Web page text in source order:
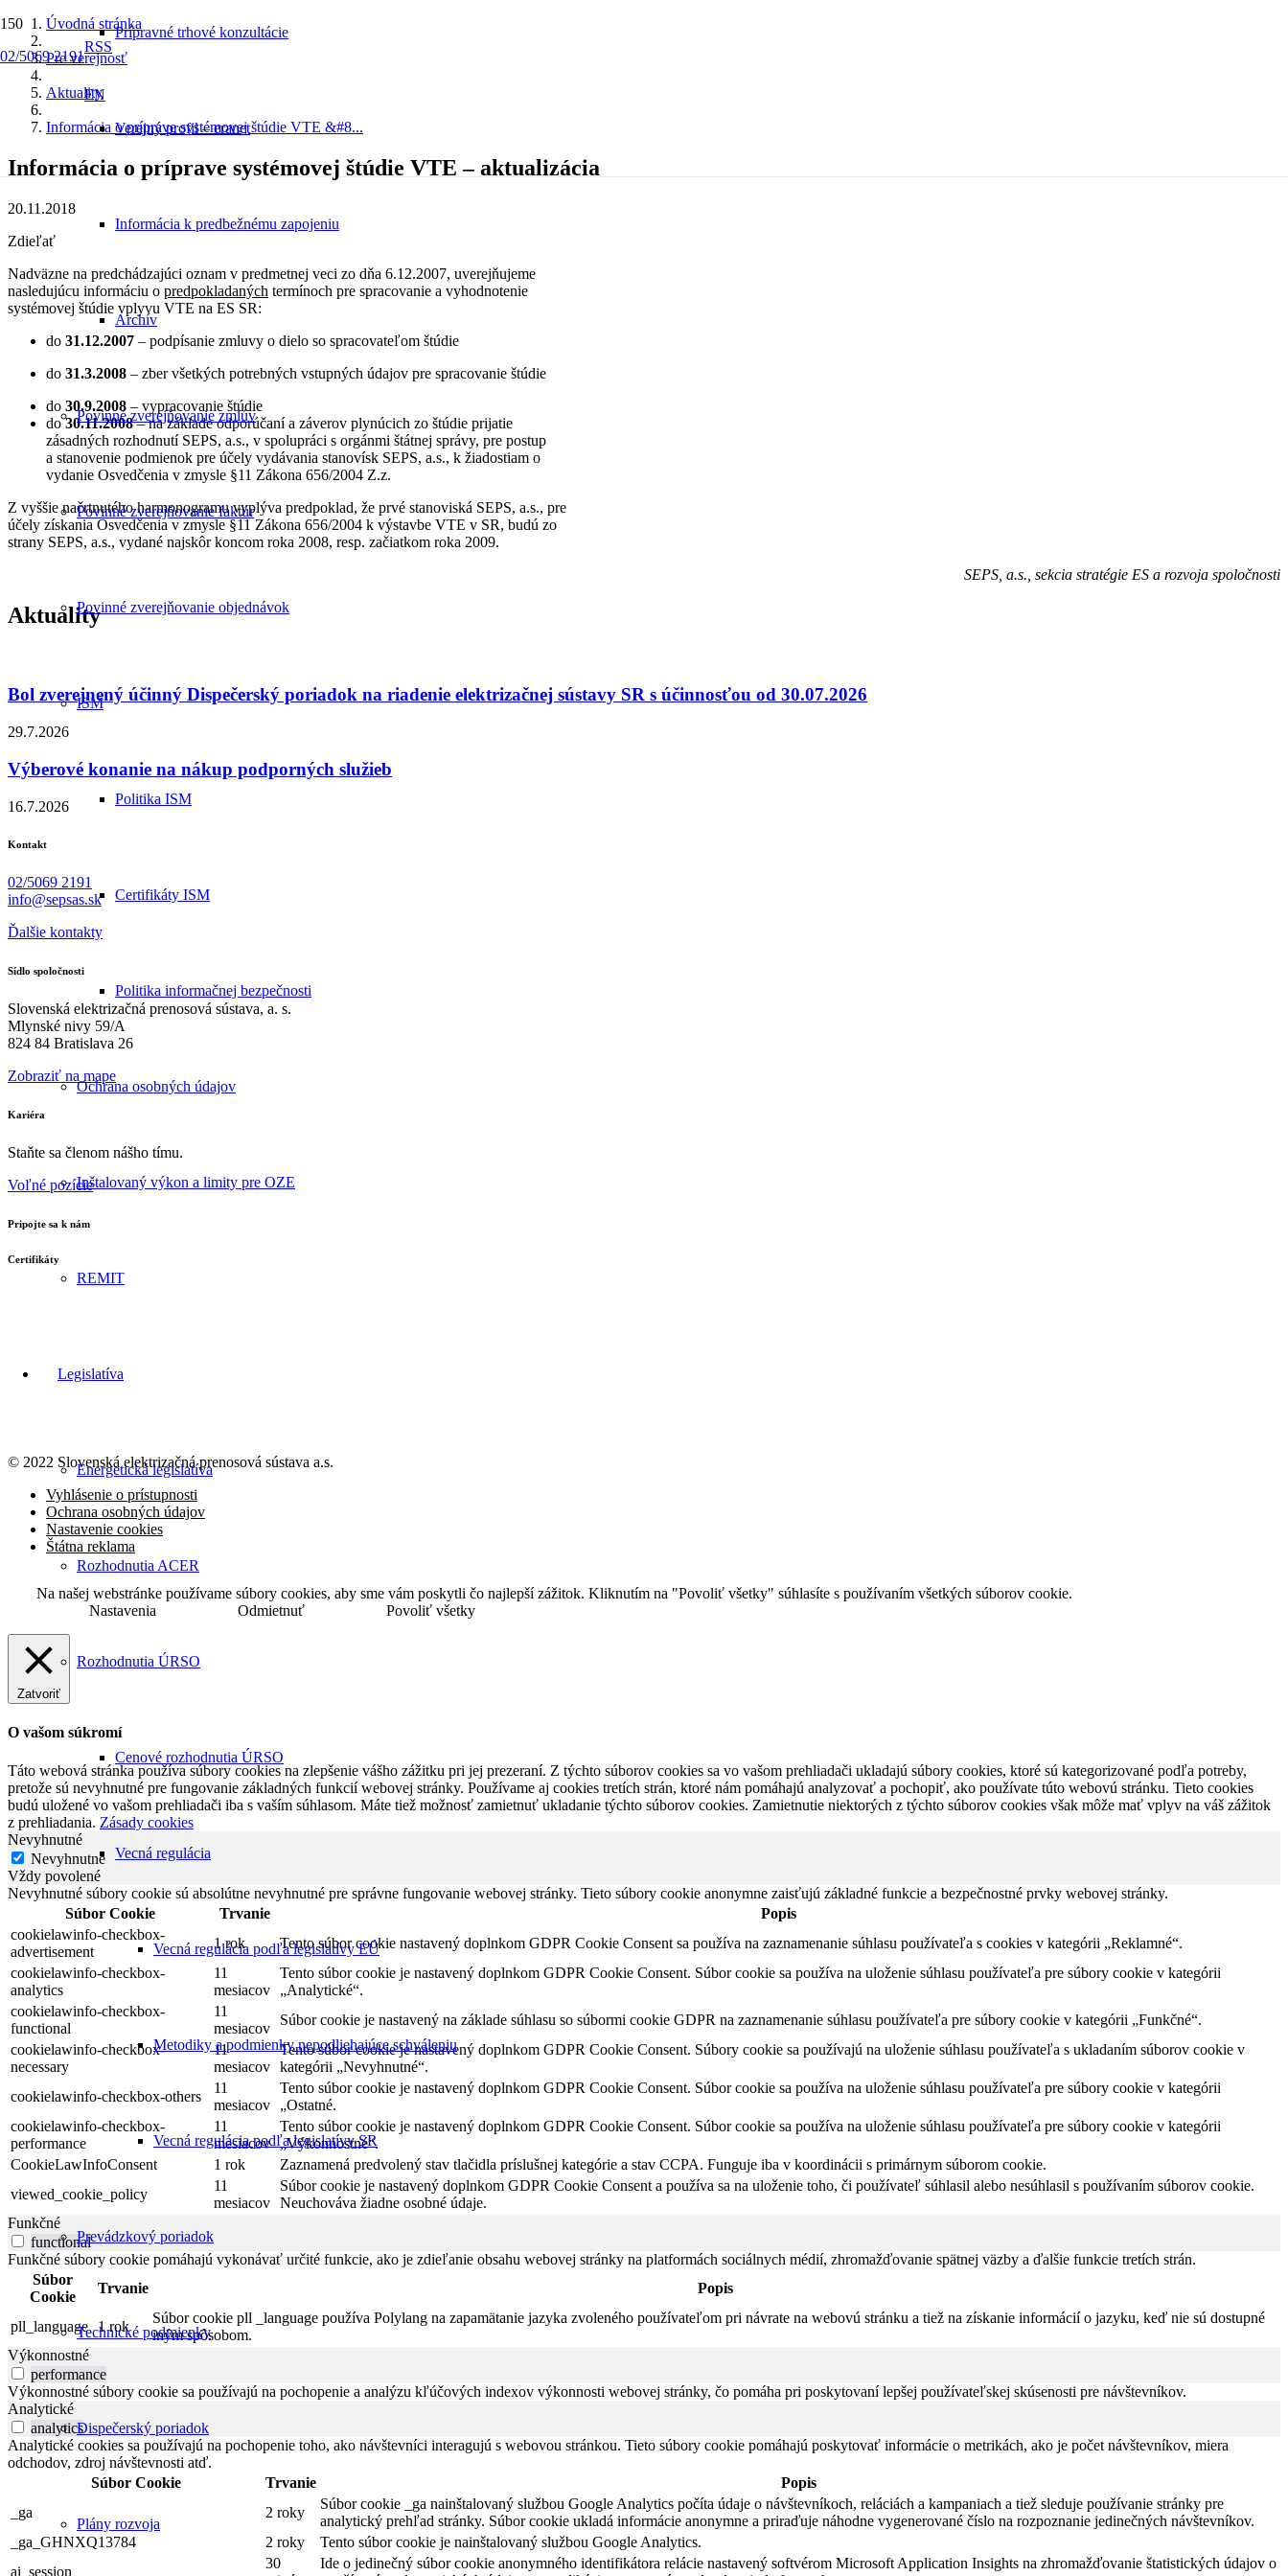
02/5069 2191
RSS
EN
Prípravné trhové konzultácie
Verejný profil – eranet
Informácia k predbežnému zapojeniu
Archív
Povinné zverejňovanie zmlúv
Povinné zverejňovanie faktúr
Povinné zverejňovanie objednávok
ISM
Politika ISM
Certifikáty ISM
Politika informačnej bezpečnosti
Ochrana osobných údajov
Inštalovaný výkon a limity pre OZE
REMIT
Legislatíva
Energetická legislatíva
Rozhodnutia ACER
Rozhodnutia ÚRSO
Cenové rozhodnutia ÚRSO
Vecná regulácia
Vecná regulácia podľa legislatívy EÚ
Metodiky a podmienky nepodliehajúce schváleniu
Vecná regulácia podľa legislatívy SR
Prevádzkový poriadok
Technické podmienky
Dispečerský poriadok
Plány rozvoja
Úvodná stránka
Pre verejnosť
Aktuality
Informácia o príprave systémovej štúdie VTE &#8...
Informácia o príprave systémovej štúdie VTE – aktualizácia
20.11.2018
Zdieľať
Nadväzne na predchádzajúci oznam v predmetnej veci zo dňa 6.12.2007, uverejňujeme
nasledujúcu informáciu o predpokladaných termínoch pre spracovanie a vyhodnotenie
systémovej štúdie vplyvu VTE na ES SR:
do 31.12.2007 – podpísanie zmluvy o dielo so spracovateľom štúdie
do 31.3.2008 – zber všetkých potrebných vstupných údajov pre spracovanie štúdie
do 30.9.2008 – vypracovanie štúdie
do30.11.2008– na základe odporúčaní a záverov plynúcich zo štúdie prijatie
zásadných rozhodnutí SEPS, a.s., v spolupráci s orgánmi štátnej správy, pre postup
a stanovenie podmienok pre účely vydávania stanovísk SEPS, a.s., k žiadostiam o
vydanie Osvedčenia v zmysle §11 Zákona 656/2004 Z.z.
Z vyššie načrtnutého harmonogramu vyplýva predpoklad, že prvé stanoviská SEPS, a.s., pre
účely získania Osvedčenia v zmysle §11 Zákona 656/2004 k výstavbe VTE v SR, budú zo
strany SEPS, a.s., vydané najskôr koncom roka 2008, resp. začiatkom roka 2009.
SEPS, a.s., sekcia stratégie ES a rozvoja spoločnosti
Aktuality
Bol zverejnený účinný Dispečerský poriadok na riadenie elektrizačnej sústavy SR s účinnosťou od 30.07.2026
29.7.2026
Výberové konanie na nákup podporných služieb
16.7.2026
Kontakt
02/5069 2191
info@sepsas.sk
Ďalšie kontakty
Sídlo spoločnosti
Slovenská elektrizačná prenosová sústava, a. s.
Mlynské nivy 59/A
824 84 Bratislava 26
Zobraziť na mape
Kariéra
Staňte sa členom nášho tímu.
Voľné pozície
Pripojte sa k nám
Certifikáty
© 2022 Slovenská elektrizačná prenosová sústava a.s.
Vyhlásenie o prístupnosti
Ochrana osobných údajov
Nastavenie cookies
Štátna reklama
Na našej webstránke používame súbory cookies, aby sme vám poskytli čo najlepší zážitok. Kliknutím na "Povoliť všetky" súhlasíte s používaním všetkých súborov cookie.
Nastavenia
Odmietnuť Povoliť všetky
Zatvoriť
O vašom súkromí
Táto webová stránka používa súbory cookies na zlepšenie vášho zážitku pri jej prezeraní. Z týchto súborov cookies sa vo vašom prehliadači ukladajú súbory cookies, ktoré sú kategorizované podľa potreby,
pretože sú nevyhnutné pre fungovanie základných funkcií webovej stránky. Používame aj cookies tretích strán, ktoré nám pomáhajú analyzovať a pochopiť, ako používate túto webovú stránku. Tieto cookies
budú uložené vo vašom prehliadači iba s vaším súhlasom. Máte tiež možnosť zamietnuť ukladanie týchto súborov cookies. Zamietnutie niektorých z týchto súborov cookies však môže mať vplyv na váš zážitok
z prehliadania. Zásady cookies
Nevyhnutné
Nevyhnutné
Vždy povolené
Nevyhnutné súbory cookie sú absolútne nevyhnutné pre správne fungovanie webovej stránky. Tieto súbory cookie anonymne zaisťujú základné funkcie a bezpečnostné prvky webovej stránky.
Súbor Cookie
Trvanie
Popis
cookielawinfo-checkbox-
advertisement
1 rok
Tento súbor cookie nastavený doplnkom GDPR Cookie Consent sa používa na zaznamenanie súhlasu používateľa s cookies v kategórii „Reklamné“.
cookielawinfo-checkbox-
analytics
11
mesiacov
Tento súbor cookie je nastavený doplnkom GDPR Cookie Consent. Súbor cookie sa používa na uloženie súhlasu používateľa pre súbory cookie v kategórii
„Analytické“.
cookielawinfo-checkbox-
functional
11
mesiacov
Súbor cookie je nastavený na základe súhlasu so súbormi cookie GDPR na zaznamenanie súhlasu používateľa pre súbory cookie v kategórii „Funkčné“.
cookielawinfo-checkbox-
necessary
11
mesiacov
Tento súbor cookie je nastavený doplnkom GDPR Cookie Consent. Súbory cookie sa používajú na uloženie súhlasu používateľa s ukladaním súborov cookie v
kategórii „Nevyhnutné“.
cookielawinfo-checkbox-others
11
mesiacov
Tento súbor cookie je nastavený doplnkom GDPR Cookie Consent. Súbor cookie sa používa na uloženie súhlasu používateľa pre súbory cookie v kategórii
„Ostatné.
cookielawinfo-checkbox-
performance
11
mesiacov
Tento súbor cookie je nastavený doplnkom GDPR Cookie Consent. Súbor cookie sa používa na uloženie súhlasu používateľa pre súbory cookie v kategórii
„Výkonnostné“.
CookieLawInfoConsent
1 rok
Zaznamená predvolený stav tlačidla príslušnej kategórie a stav CCPA. Funguje iba v koordinácii s primárnym súborom cookie.
viewed_cookie_policy
11
mesiacov
Súbor cookie je nastavený doplnkom GDPR Cookie Consent a používa sa na uloženie toho, či používateľ súhlasil alebo nesúhlasil s používaním súborov cookie.
Neuchováva žiadne osobné údaje.
Funkčné
functional
Funkčné súbory cookie pomáhajú vykonávať určité funkcie, ako je zdieľanie obsahu webovej stránky na platformách sociálnych médií, zhromažďovanie spätnej väzby a ďalšie funkcie tretích strán.
Súbor
Cookie
Trvanie Popis
pll_language 1 rok
Súbor cookie pll _language používa Polylang na zapamätanie jazyka zvoleného používateľom pri návrate na webovú stránku a tiež na získanie informácií o jazyku, keď nie sú dostupné
iným spôsobom.
Výkonnostné
performance
Výkonnostné súbory cookie sa používajú na pochopenie a analýzu kľúčových indexov výkonnosti webovej stránky, čo pomáha pri poskytovaní lepšej používateľskej skúsenosti pre návštevníkov.
Analytické
analytics
Analytické cookies sa používajú na pochopenie toho, ako návštevníci interagujú s webovou stránkou. Tieto súbory cookie pomáhajú poskytovať informácie o metrikách, ako je počet návštevníkov, miera
odchodov, zdroj návštevnosti atď.
Súbor Cookie
Trvanie
Popis
_ga
2 roky
Súbor cookie _ga nainštalovaný službou Google Analytics počíta údaje o návštevníkoch, reláciách a kampaniach a tiež sleduje používanie stránky pre
analytický prehľad stránky. Súbor cookie ukladá informácie anonymne a priraďuje náhodne vygenerované číslo na rozpoznanie jedinečných návštevníkov.
_ga_GHNXQ13784
2 roky
Tento súbor cookie je nainštalovaný službou Google Analytics.
ai_session
30
Ide o jedinečný súbor cookie anonymného identifikátora relácie nastavený softvérom Microsoft Application Insights na zhromažďovanie štatistických údajov o